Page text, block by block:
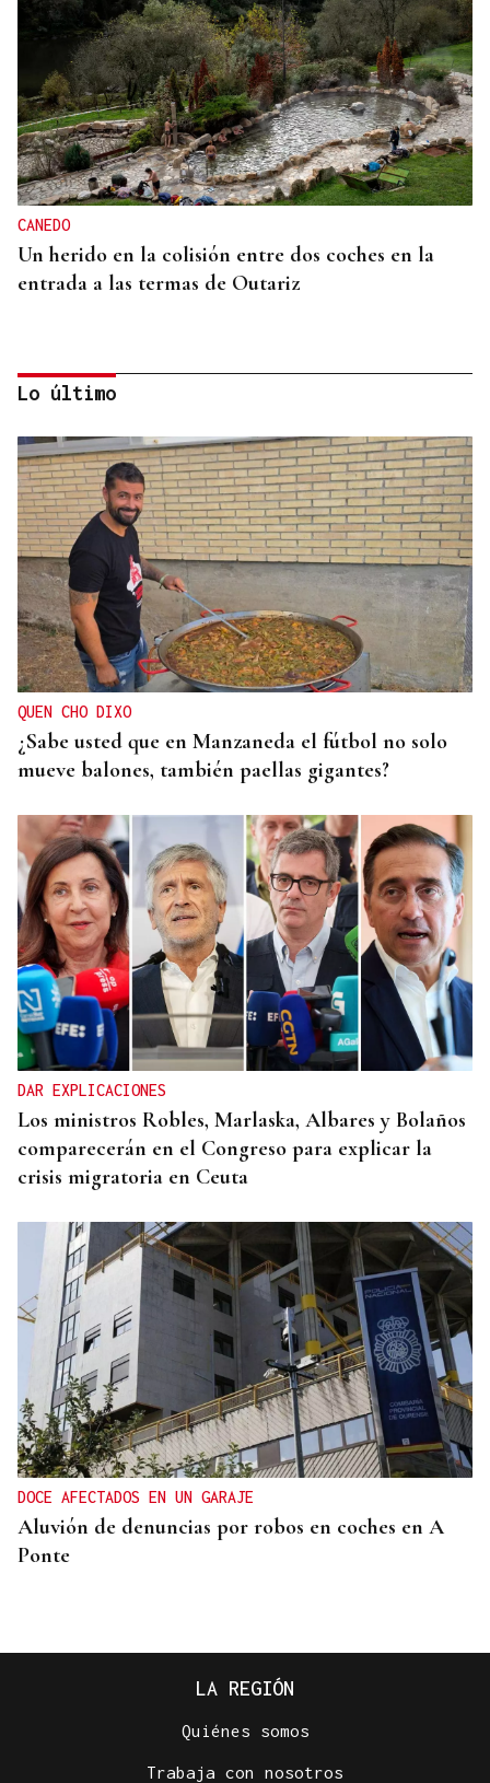
CANEDO
Un herido en la colisión entre dos coches en la
entrada a las termas de Outariz
MOVILIDAD VERANO
Un coche todo el verano por 16.32 euros,
entregado en tu puerta
Lo último
QUEN CHO DIXO
¿Sabe usted que en Manzaneda el fútbol no solo
mueve balones, también paellas gigantes?
DAR EXPLICACIONES
Los ministros Robles, Marlaska, Albares y Bolaños
comparecerán en el Congreso para explicar la
crisis migratoria en Ceuta
DOCE AFECTADOS EN UN GARAJE
Aluvión de denuncias por robos en coches en A
Ponte
LA REGIÓN
Quiénes somos
Trabaja con nosotros